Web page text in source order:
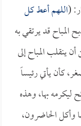
(اللهم أعط كل
المباح قد يرتقي به
ينقلب المباح إلى
كأن يأتي رئيساً
ليكرمه بها، وهذه
وأكل الحاضرون،